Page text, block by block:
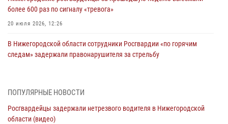
более 600 раз по сигналу «тревога»
20 июля 2026, 12:26
В Нижегородской области сотрудники Росгвардии «по горячим
следам» задержали правонарушителя за стрельбу
В Нижегородской области продолжаются мероприятия в рамках
16 июля 2026, 05:00
ПОПУЛЯРНЫЕ НОВОСТИ
Росгвардейцы задержали нетрезвого водителя в Нижегородской
области (видео)